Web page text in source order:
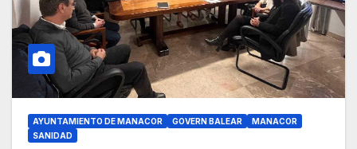
AYUNTAMIENTO DE MANACOR GOVERN BALEAR
MANACOR
SANIDAD